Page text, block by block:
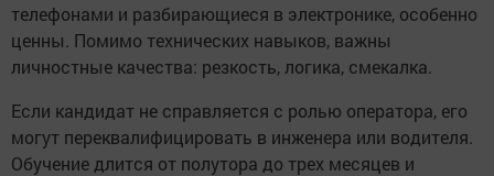
телефонами и разбирающиеся в электронике, особенно
ценны. Помимо технических навыков, важны
личностные качества: резкость, логика, смекалка.
Если кандидат не справляется с ролью оператора, его
могут переквалифицировать в инженера или водителя.
Обучение длится от полутора до трех месяцев и